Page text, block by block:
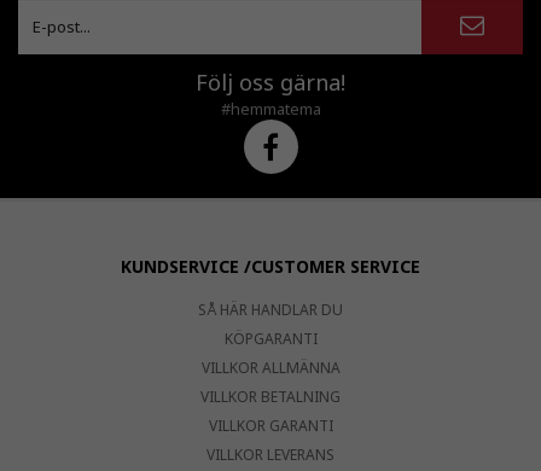
Följ oss gärna!
#hemmatema
KUNDSERVICE /CUSTOMER SERVICE
SÅ HÄR HANDLAR DU
KÖPGARANTI
VILLKOR ALLMÄNNA
VILLKOR BETALNING
VILLKOR GARANTI
VILLKOR LEVERANS